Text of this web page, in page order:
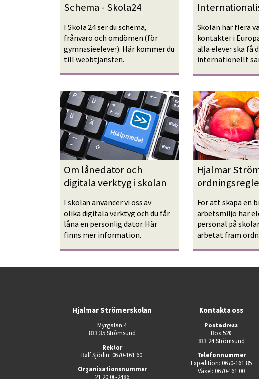
Schema - Skola24
I Skola 24 ser du schema,
frånvaro och omdömen (för
gymnasie­elever). Här kommer du
till webbtjänsten.
Skolan har flera
kontakter i
alla elever ska få
internationellt
Om lånedator och
digitala verktyg i skolan
I skolan använder vi oss av
olika digitala verktyg och du får
låna en personlig dator. Här
finns mer information.
Hjalmar
För att skapa en
arbetsmiljö har
personal på
arbetat fram
Hjalmar Strömerskolan
Myrgatan 4
833 35 Strömsund
Rektor
Ralf Sjödin: 0670-161 60
Organisationsnummer
21 20 00-2486
Kontakta oss
Postadress
Box 520
833 24 Strömsund
Telefonnummer
Expedition: 0670-161 85
Växel: 0670-161 00